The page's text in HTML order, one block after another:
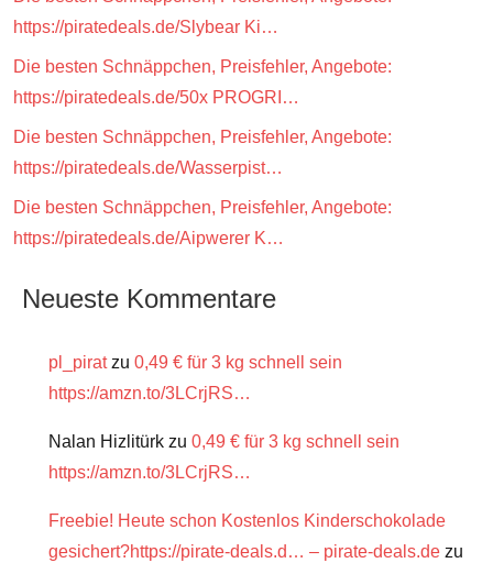
https://piratedeals.de/Slybear Ki…
Die besten Schnäppchen, Preisfehler, Angebote:
https://piratedeals.de/50x PROGRI…
Die besten Schnäppchen, Preisfehler, Angebote:
https://piratedeals.de/Wasserpist…
Die besten Schnäppchen, Preisfehler, Angebote:
https://piratedeals.de/Aipwerer K…
Neueste Kommentare
pl_piratzu 0,49 € für 3 kg schnell sein
https://amzn.to/3LCrjRS…
Nalan Hizlitürk zu 0,49 € für 3 kg schnell sein
https://amzn.to/3LCrjRS…
Freebie! Heute schon Kostenlos Kinderschokolade
gesichert?https://pirate-deals.d… – pirate-deals.de zu